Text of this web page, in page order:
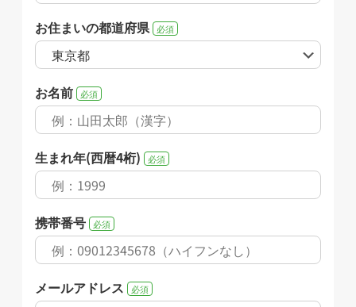
お住まいの都道府県 必須
お名前 必須
生まれ年(西暦4桁) 必須
携帯番号 必須
メールアドレス 必須